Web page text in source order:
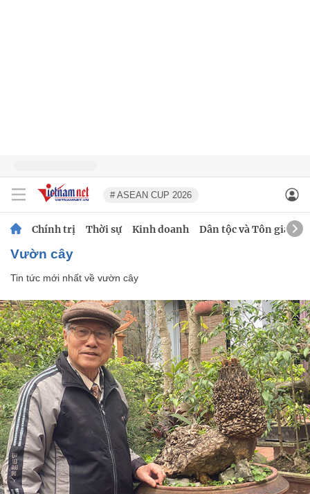
# ASEAN CUP 2026
Chính trị Thời sự Kinh doanh Dân tộc và Tôn giáo
vườn cây
Tin tức mới nhất về vườn cây